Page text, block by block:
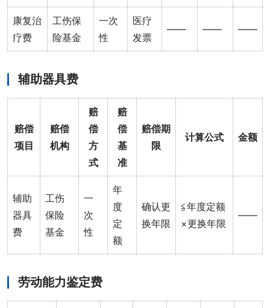
康复治
疗费
工伤保
险基金
一次
性
医疗
发票
—— —— ——
辅助器具费
赔偿
项目
赔偿
机构
赔
偿
方
式
赔
偿
基
准
赔偿期
限
计算公式 金额
辅助
器具
费
工伤
保险
基金
一
次
性
年
度
定
额
确认更
换年限
≦年度定额
×更换年限
——
劳动能力鉴定费